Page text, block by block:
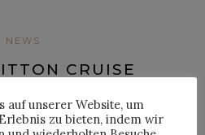
NEWS
CRUISE
2024
auf unserer Website, um
zu bieten, indem wir